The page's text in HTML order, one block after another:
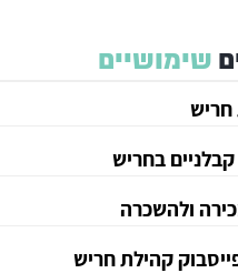
שימושיים
חריש
בחריש
ולהשכרה
קהילת חריש